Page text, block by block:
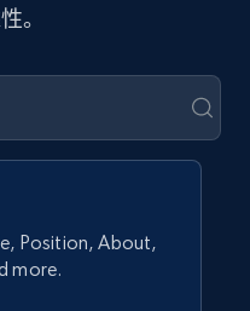
。
Position, About,
more.